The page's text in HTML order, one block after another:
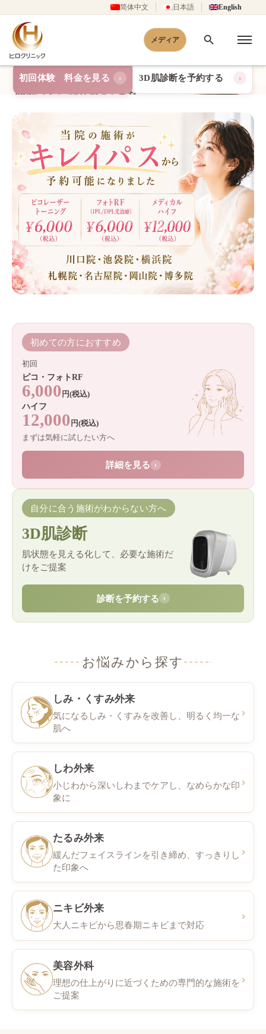
简体中文 日本語 English
メディア
初回体験 料金を見る › 3D肌診断を予約する ›
初めての方におすすめ
初回
ピコ・フォトRF
6,000 円(税込)
ハイフ
12,000 円(税込)
まずは気軽に試したい方へ
詳細を見る ›
自分に合う施術がわからない方へ
3D肌診断
肌状態を見える化して、必要な施術だ
けをご提案
診断を予約する ›
お悩みから探す
しみ・くすみ外来
気になるしみ・くすみを改善し、明るく均一な
肌へ
›
しわ外来
小じわから深いしわまでケアし、なめらかな印
象に
›
たるみ外来
緩んだフェイスラインを引き締め、すっきりし
た印象へ
›
ニキビ外来
大人ニキビから思春期ニキビまで対応
›
美容外科
理想の仕上がりに近づくための専門的な施術を
ご提案
›